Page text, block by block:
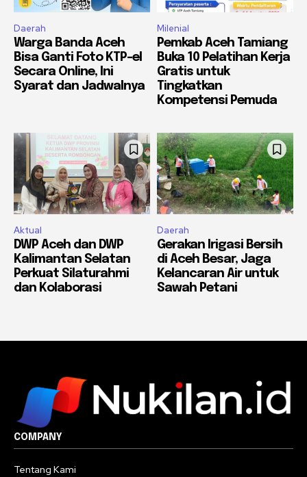
Daerah
Warga Banda Aceh
Bisa Ganti Foto KTP-el
Secara Online, Ini
Syarat dan Jadwalnya
Milenial
Pemkab Aceh Tamiang
Buka 10 Pelatihan Kerja
Gratis untuk
Tingkatkan
Kompetensi Pemuda
Aktual
DWP Aceh dan DWP
Kalimantan Selatan
Perkuat Silaturahmi
dan Kolaborasi
Daerah
Gerakan Irigasi Bersih
di Aceh Besar, Jaga
Kelancaran Air untuk
Sawah Petani
COMPANY
Tentang Kami